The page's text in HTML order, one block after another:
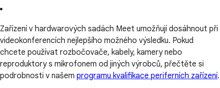
Zařízení v hardwarových sadách Meet umožňují dosáhnout při
videokonferencích nejlepšího možného výsledku. Pokud
chcete používat rozbočovače, kabely, kamery nebo
reproduktory s mikrofonem od jiných výrobců, přečtěte si
podrobnosti v našem programu kvalifikace periferních zařízení.